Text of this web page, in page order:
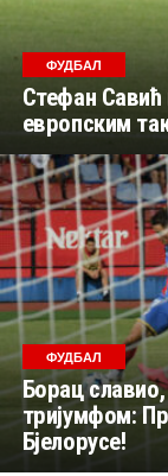
ФУДБАЛ
Стефан Савић
европским
ФУДБАЛ
Борац
тријумфом:
Бјелорусе!